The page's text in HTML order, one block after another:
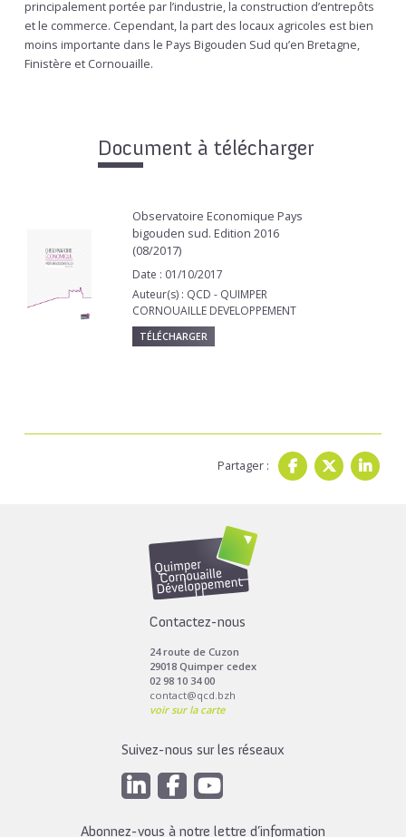
principalement portée par l’industrie, la construction d’entrepôts
et le commerce. Cependant, la part des locaux agricoles est bien
moins importante dans le Pays Bigouden Sud qu’en Bretagne,
Finistère et Cornouaille.
Document à télécharger
Observatoire Economique Pays
bigouden sud. Edition 2016
(08/2017)
Date : 01/10/2017
Auteur(s) : QCD - QUIMPER
CORNOUAILLE DEVELOPPEMENT
TÉLÉCHARGER
Partager :
Contactez-nous
24 route de Cuzon
29018 Quimper cedex
02 98 10 34 00
contact@qcd.bzh
voir sur la carte
Suivez-nous sur les réseaux
Abonnez-vous à notre lettre d’information